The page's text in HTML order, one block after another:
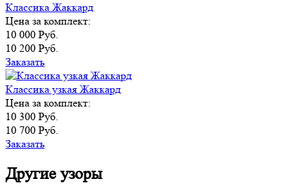
Классика Жаккард
Цена за комплект:
10 000 Руб.
10 200 Руб.
Заказать
Классика узкая Жаккард
Цена за комплект:
10 300 Руб.
10 700 Руб.
Заказать
Другие узоры